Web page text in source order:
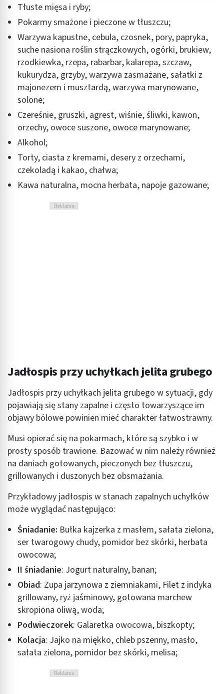
Tłuste mięsa i ryby;
Pokarmy smażone i pieczone w tłuszczu;
Warzywa kapustne, cebula, czosnek, pory, papryka,
suche nasiona roślin strączkowych, ogórki, brukiew,
rzodkiewka, rzepa, rabarbar, kalarepa, szczaw,
kukurydza, grzyby, warzywa zasmażane, sałatki z
majonezem i musztardą, warzywa marynowane,
solone;
Czereśnie, gruszki, agrest, wiśnie, śliwki, kawon,
orzechy, owoce suszone, owoce marynowane;
Alkohol;
Torty, ciasta z kremami, desery z orzechami,
czekoladą i kakao, chałwa;
Kawa naturalna, mocna herbata, napoje gazowane;
Reklama
Jadłospis przy uchyłkach jelita grubego
Jadłospis przy uchyłkach jelita grubego w sytuacji, gdy
pojawiają się stany zapalne i często towarzyszące im
objawy bólowe powinien mieć charakter łatwostrawny.
Musi opierać się na pokarmach, które są szybko i w
prosty sposób trawione. Bazować w nim należy również
na daniach gotowanych, pieczonych bez tłuszczu,
grillowanych i duszonych bez obsmażania.
Przykładowy jadłospis w stanach zapalnych uchyłków
może wyglądać następująco:
Śniadanie: Bułka kajzerka z masłem, sałata zielona,
ser twarogowy chudy, pomidor bez skórki, herbata
owocowa;
II śniadanie: Jogurt naturalny, banan;
Obiad: Zupa jarzynowa z ziemniakami, Filet z indyka
grillowany, ryż jaśminowy, gotowana marchew
skropiona oliwą, woda;
Podwieczorek: Galaretka owocowa, biszkopty;
Kolacja: Jajko na miękko, chleb pszenny, masło,
sałata zielona, pomidor bez skórki, melisa;
Reklama
Wykorzystywanie ograniczonych danych do
wyboru reklam
Tworzenie profili w celu spersonalizowanych
reklam
Wykorzystanie profili do wyboru
spersonalizowanych reklam
Tworzenie profili w celu personalizacji treści
Wykorzystywanie profili w celu doboru
spersonalizowanych treści
Pomiar efektywności reklam
Pomiar efektywności treści
kombinacji danych z różnych źródeł
Wydajność (Performance)
Reklama / śledzenie